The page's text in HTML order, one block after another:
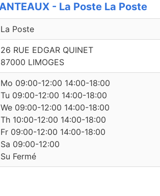
- La Poste La Poste
La Poste
26 RUE EDGAR QUINET
87000 LIMOGES
Mo 09:00-12:00 14:00-18:00
Tu 09:00-12:00 14:00-18:00
We 09:00-12:00 14:00-18:00
Th 10:00-12:00 14:00-18:00
Fr 09:00-12:00 14:00-18:00
Sa 09:00-12:00
Su Fermé